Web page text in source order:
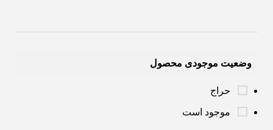
وضعیت موجودی محصول
حراج
موجود است